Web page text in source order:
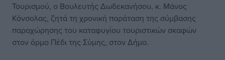
Τουρισμού, ο Βουλευτής Δωδεκανήσου, κ. Μάνος
Κόνσολας, ζητά τη χρονική παράταση της σύμβασης
παραχώρησης του καταφυγίου τουριστικών σκαφών
στον όρμο Πέδι της Σύμης, στον Δήμο.